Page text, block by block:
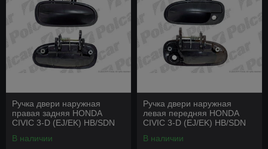
Ручка двери наружная
правая задняя HONDA
CIVIC 3-D (EJ/EK) HB/SDN
В наличии
Ручка двери наружная
левая передняя HONDA
CIVIC 3-D (EJ/EK) HB/SDN
В наличии